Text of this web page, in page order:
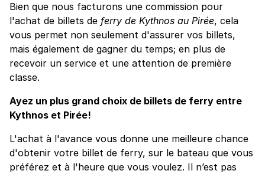
Bien que nous facturons une commission pour
l'achat de billets de ferry de Kythnos au Pirée, cela
vous permet non seulement d'assurer vos billets,
mais également de gagner du temps; en plus de
recevoir un service et une attention de première
classe.
Ayez un plus grand choix de billets de ferry entre
Kythnos et Pirée!
L'achat à l'avance vous donne une meilleure chance
d'obtenir votre billet de ferry, sur le bateau que vous
préférez et à l'heure que vous voulez. Il n’est pas